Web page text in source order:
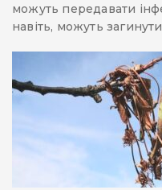
можуть передавати
навіть, можуть